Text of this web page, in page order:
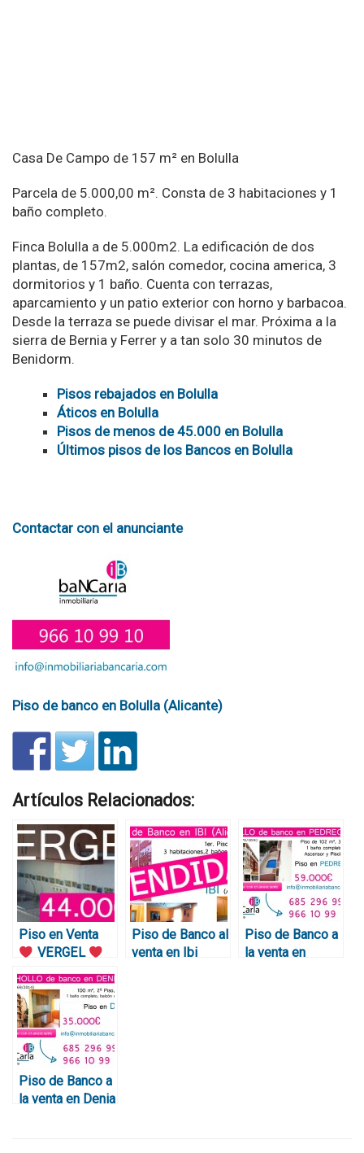
Casa De Campo de 157 m² en Bolulla
Parcela de 5.000,00 m². Consta de 3 habitaciones y 1
baño completo.
Finca Bolulla a de 5.000m2. La edificación de dos
plantas, de 157m2, salón comedor, cocina america, 3
dormitorios y 1 baño. Cuenta con terrazas,
aparcamiento y un patio exterior con horno y barbacoa.
Desde la terraza se puede divisar el mar. Próxima a la
sierra de Bernia y Ferrer y a tan solo 30 minutos de
Benidorm.
Pisos rebajados en Bolulla
Áticos en Bolulla
Pisos de menos de 45.000 en Bolulla
Últimos pisos de los Bancos en Bolulla
Contactar con el anunciante
Piso de banco en Bolulla (Alicante)
Artículos Relacionados:
Piso en Venta
VERGEL
Pisos de Banco
en Alicante •
CHOLLO de
44.000€
Piso de Banco al
venta en Ibi
Piso de Banco a
la venta en
Piso de Banco a
la venta en Denia